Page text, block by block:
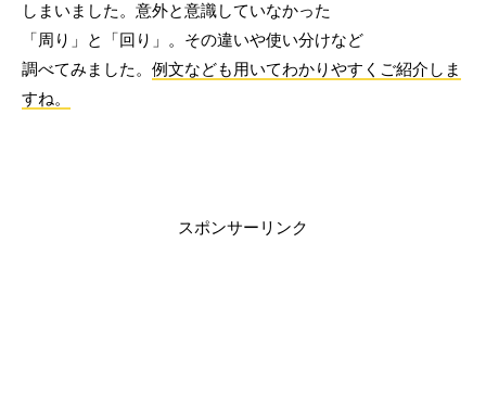
しまいました。意外と意識していなかった
「周り」と「回り」。その違いや使い分けなど
調べてみました。 例文なども用いてわかりやすくご紹介しま
すね。
スポンサーリンク